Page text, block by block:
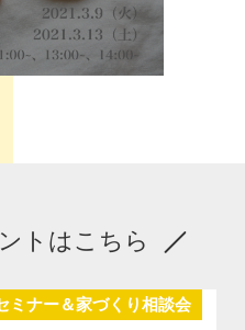
トはこちら
ミナー＆家づくり相談会